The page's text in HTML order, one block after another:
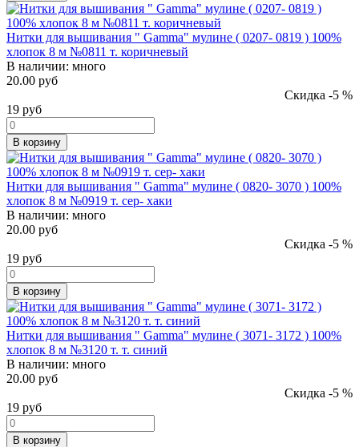
Нитки для вышивания " Gamma" мулине ( 0207- 0819 ) 100%
хлопок 8 м №0811 т. коричневый
В наличии: много
20.00 руб
Скидка -5 %
19 руб
В корзину
Нитки для вышивания " Gamma" мулине ( 0820- 3070 ) 100%
хлопок 8 м №0919 т. сер- хаки
В наличии: много
20.00 руб
Скидка -5 %
19 руб
В корзину
Нитки для вышивания " Gamma" мулине ( 3071- 3172 ) 100%
хлопок 8 м №3120 т. т. синий
В наличии: много
20.00 руб
Скидка -5 %
19 руб
В корзину